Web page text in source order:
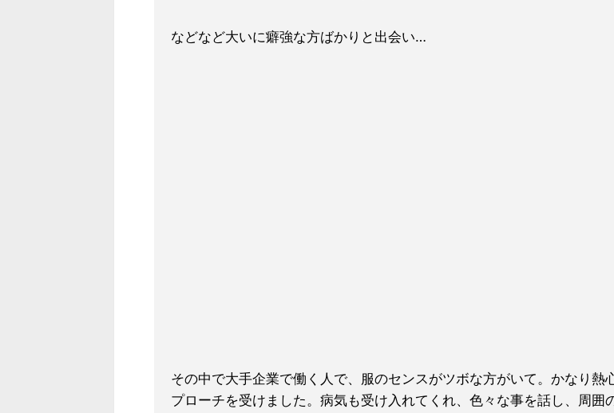
などなど大いに癖強な方ばかりと出会い…
その中で大手企業で働く人で、服のセンスがツボな方がいて。かなり熱
プローチを受けました。病気も受け入れてくれ、色々な事を話し、周囲